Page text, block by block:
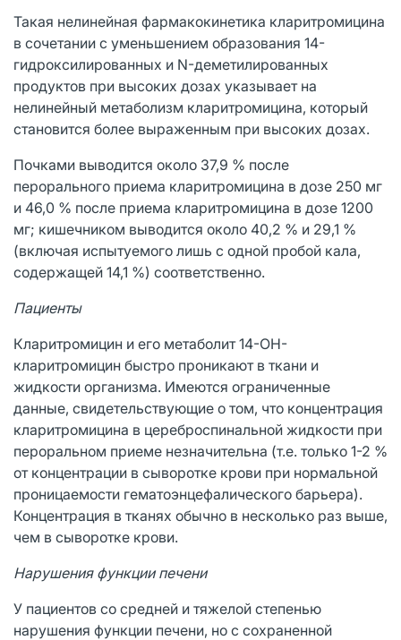
Такая нелинейная фармакокинетика кларитромицина
в сочетании с уменьшением образования 14-
гидроксилированных и N-деметилированных
продуктов при высоких дозах указывает на
нелинейный метаболизм кларитромицина, который
становится более выраженным при высоких дозах.
Почками выводится около 37,9 % после
перорального приема кларитромицина в дозе 250 мг
и 46,0 % после приема кларитромицина в дозе 1200
мг; кишечником выводится около 40,2 % и 29,1 %
(включая испытуемого лишь с одной пробой кала,
содержащей 14,1 %) соответственно.
Пациенты
Кларитромицин и его метаболит 14-ОН-
кларитромицин быстро проникают в ткани и
жидкости организма. Имеются ограниченные
данные, свидетельствующие о том, что концентрация
кларитромицина в цереброспинальной жидкости при
пероральном приеме незначительна (т.е. только 1-2 %
от концентрации в сыворотке крови при нормальной
проницаемости гематоэнцефалического барьера).
Концентрация в тканях обычно в несколько раз выше,
чем в сыворотке крови.
Нарушения функции печени
У пациентов со средней и тяжелой степенью
нарушения функции печени, но с сохраненной